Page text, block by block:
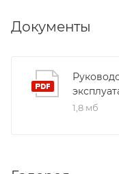
Документы
1,8 мб